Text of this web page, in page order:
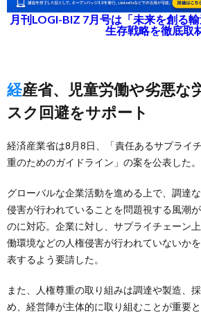
月刊LOGI-BIZ 7月号は「未来を創る
生存戦略を徹底取
経産省、児童労働や劣悪な労働環境などリ
スク回避をサポート
経済産業省は8月8日、「責任あるサプライ
重のためのガイドライン」の案を公表した。
グローバルな企業活動を進める上で、調達
侵害が行われていることを問題視する風潮
のに対応。企業に対し、サプライチェーン
働環境などの人権侵害が行われていないか
表するよう要請した。
また、人権尊重の取り組みは調達や製造、
め、経営陣が主体的に取り組むことが重要と